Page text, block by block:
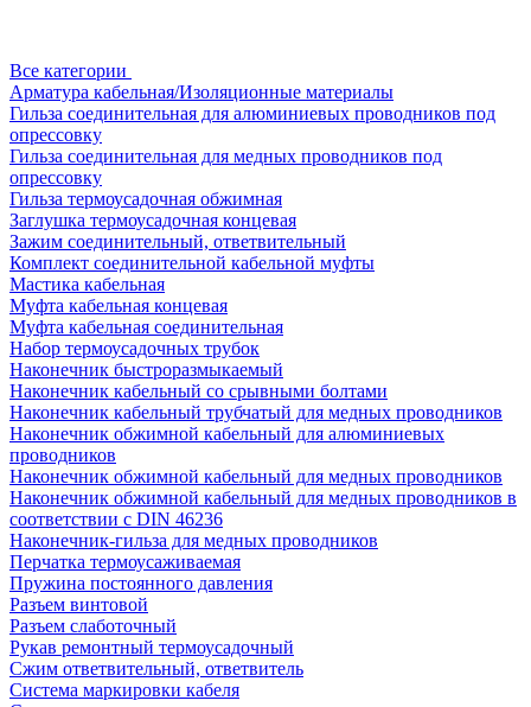
Все категории
Арматура кабельная/Изоляционные материалы
Гильза соединительная для алюминиевых проводников под
опрессовку
Гильза соединительная для медных проводников под
опрессовку
Гильза термоусадочная обжимная
Заглушка термоусадочная концевая
Зажим соединительный, ответвительный
Комплект соединительной кабельной муфты
Мастика кабельная
Муфта кабельная концевая
Муфта кабельная соединительная
Набор термоусадочных трубок
Наконечник быстроразмыкаемый
Наконечник кабельный со срывными болтами
Наконечник кабельный трубчатый для медных проводников
Наконечник обжимной кабельный для алюминиевых
проводников
Наконечник обжимной кабельный для медных проводников
Наконечник обжимной кабельный для медных проводников в
соответствии с DIN 46236
Наконечник-гильза для медных проводников
Перчатка термоусаживаемая
Пружина постоянного давления
Разъем винтовой
Разъем слаботочный
Рукав ремонтный термоусадочный
Сжим ответвительный, ответвитель
Система маркировки кабеля